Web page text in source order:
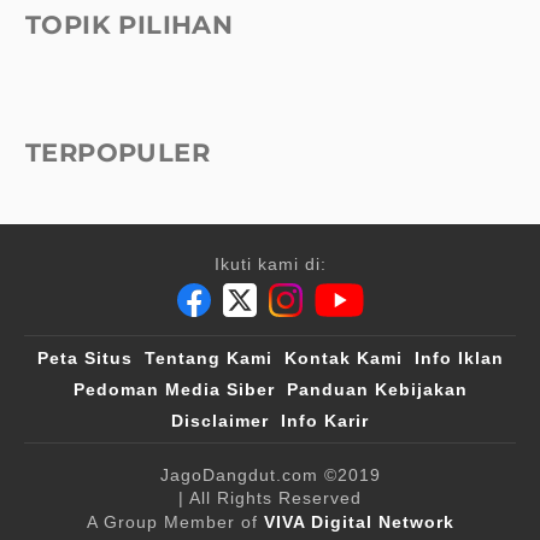
TOPIK PILIHAN
TERPOPULER
Ikuti kami di:
Peta Situs Tentang Kami Kontak Kami
Info Iklan
Pedoman Media Siber
Panduan Kebijakan
Disclaimer
Info Karir
JagoDangdut.com ©2019
| All Rights Reserved
A Group Member of VIVA Digital Network